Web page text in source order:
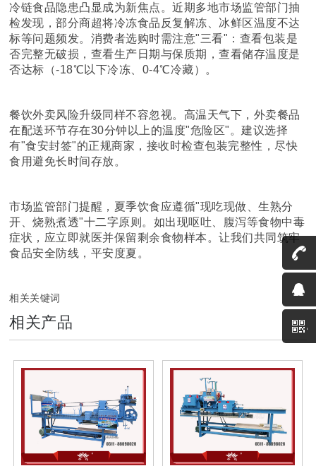
冷链食品隐患凸显成为新焦点。近期多地市场监管部门抽
检发现，部分商超将冷冻食品反复解冻、冰鲜区温度不达
标等问题频发。消费者选购时需注意"三看"：查看包装是
否完整无破损，查看生产日期与保质期，查看储存温度是
否达标（-18℃以下冷冻、0-4℃冷藏）。
餐饮外卖风险升级同样不容忽视。高温天气下，外卖餐品
在配送环节存在30分钟以上的温度"危险区"。建议选择
有"食安封签"的正规商家，接收时检查包装完整性，尽快
食用避免长时间存放。
市场监管部门提醒，夏季饮食应遵循"现吃现做、生熟分
开、烧熟煮透"十二字原则。如出现呕吐、腹泻等食物中毒
症状，应立即就医并保留剩余食物样本。让我们共同筑牢
食品安全防线，平安度夏。
相关关键词
相关产品